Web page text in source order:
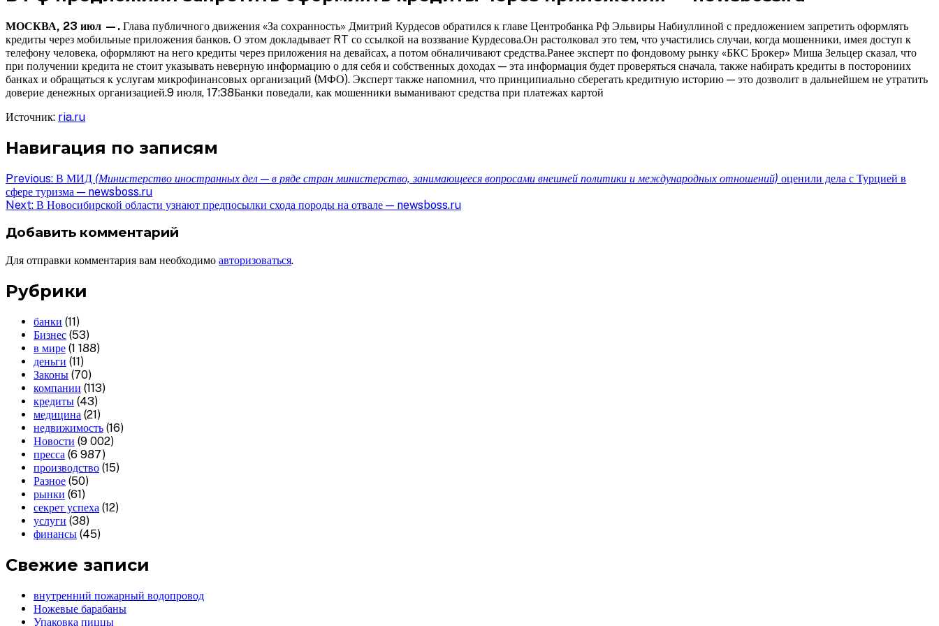
МОСКВА, 23 июл —. Глава публичного движения «За сохранность» Дмитрий Курдесов обратился к главе Центробанка Рф Эльвиры Набиуллиной с предложением запретить оформлять
кредиты через мобильные приложения банков. О этом докладывает RT со ссылкой на воззвание Курдесова.Он растолковал это тем, что участились случаи, когда мошенники, имея доступ к
телефону человека, оформляют на него кредиты через приложения на девайсах, а потом обналичивают средства.Ранее эксперт по фондовому рынку «БКС Брокер» Миша Зельцер сказал, что
при получении кредита не стоит указывать неверную информацию о для себя и собственных доходах — эта информация будет проверяться сначала, также набирать кредиты в посторониих
банках и обращаться к услугам микрофинансовых организаций (МФО). Эксперт также напомнил, что принципиально сберегать кредитную историю — это дозволит в дальнейшем не утратить
доверие денежных организацией.9 июля, 17:38Банки поведали, как мошенники выманивают средства при платежах картой
Источник: ria.ru
Навигация по записям
Previous: В МИД (Министерство иностранных дел — в ряде стран министерство, занимающееся вопросами внешней политики и международных отношений) оценили дела с Турцией в
сфере туризма — newsboss.ru
Next: В Новосибирской области узнают предпосылки схода породы на отвале — newsboss.ru
Добавить комментарий
Для отправки комментария вам необходимо авторизоваться.
Рубрики
банки (11)
Бизнес (53)
в мире (1 188)
деньги (11)
Законы (70)
компании (113)
кредиты (43)
медицина (21)
недвижимость (16)
Новости (9 002)
пресса (6 987)
производство (15)
Разное (50)
рынки (61)
секрет успеха (12)
услуги (38)
финансы (45)
Свежие записи
внутренний пожарный водопровод
Ножевые барабаны
Упаковка пиццы